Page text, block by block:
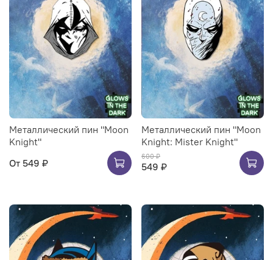
Металлический пин "Moon
Knight"
От 549 ₽
Металлический пин "Moon
Knight: Mister Knight"
600 ₽
549 ₽